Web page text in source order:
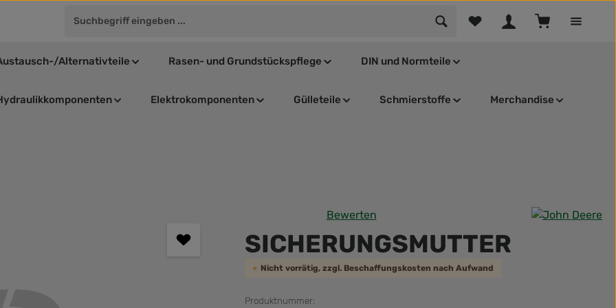
Du hast 0 Produkte auf dem
Alternativteile Rasen- und Grundstückspflege DIN und Normteile
Elektrokomponenten Gülleteile Schmierstoffe Merchandise
Bewerten
SICHERUNGSMUTTER
Nicht vorrätig, zzgl. Beschaffungskosten nach Aufwand
Produktnummer: